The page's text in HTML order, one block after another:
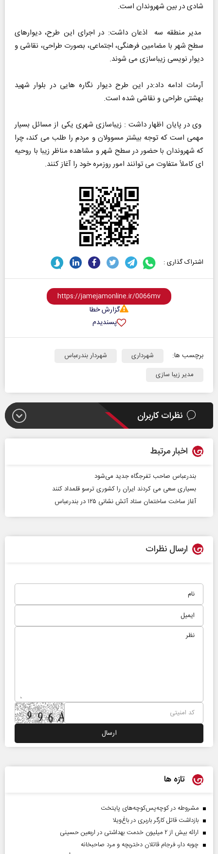
شادی در بین شهروندان است.
مدیر منطقه سه اذعان داشت: در اجرای این طرح، دیوارهای
سطح شهر با مضامین فرهنگی، اجتماعی، بصورت طراحی، نقاشی و
دیوار نویسی زیباسازی می شوند.
آرمات ادامه داد:در این طرح دیوار نگاره هایی در بلوار شهید
بهشتی طراحی و نقاشی شده است.
وی در پایان اظهار داشت : زیباسازی شهری یکی از مسائل بسیار
مهمی است که توجه بیشتر مسوولان و مردم را طلب می کند، چرا
که شهروندان با حضور در سطح شهر و مشاهده مناظر زیبا با روحیه
ای کاملاً متفاوت می توانند امور روزمره خود را آغاز کنند.
اشتراک گذاری :
گزارش خطا
پسندیدم
برچسب ها: شهرداری
شهردار بندرعباس
مدیر زیبا سازی
نظرات کاربران
اخبار مرتبط
بندرعباس صاحب تفرجگاه جدید می‌شود
بسیاری سعی می کردند ایران را کشوری ترسو قلمداد کنند
آغاز ساخت ساختمان ستاد آتش نشانی ۱۲۵ در بندرعباس
ارسال نظرات
تازه ها
مشروطه در کوچه‌پس‌کوچه‌های پایتخت
بازداشت قاتل کارگر باربری در باغ‌ویلا
ارائه بیش از ۲ میلیون خدمت بهداشتی در اربعین حسینی
چوبه دار، فرجام قاتلان دختربچه و مرد صاحبخانه